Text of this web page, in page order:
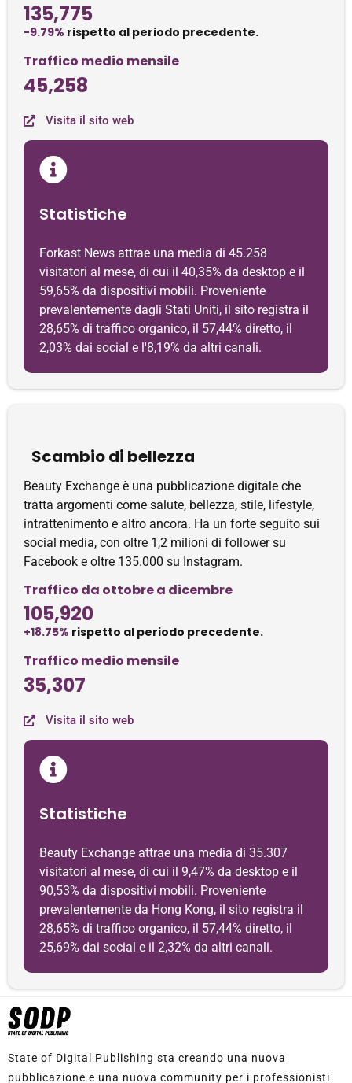
135,775
-9.79% rispetto al periodo precedente.
Traffico medio mensile
45,258
Visita il sito web
Statistiche
Forkast News attrae una media di 45.258
visitatori al mese, di cui il 40,35% da desktop e il
59,65% da dispositivi mobili. Proveniente
prevalentemente dagli Stati Uniti, il sito registra il
28,65% di traffico organico, il 57,44% diretto, il
2,03% dai social e l'8,19% da altri canali.
Scambio di bellezza
Beauty Exchange è una pubblicazione digitale che
tratta argomenti come salute, bellezza, stile, lifestyle,
intrattenimento e altro ancora. Ha un forte seguito sui
social media, con oltre 1,2 milioni di follower su
Facebook e oltre 135.000 su Instagram.
Traffico da ottobre a dicembre
105,920
+18.75% rispetto al periodo precedente.
Traffico medio mensile
35,307
Visita il sito web
Statistiche
Beauty Exchange attrae una media di 35.307
visitatori al mese, di cui il 9,47% da desktop e il
90,53% da dispositivi mobili. Proveniente
prevalentemente da Hong Kong, il sito registra il
28,65% di traffico organico, il 57,44% diretto, il
25,69% dai social e il 2,32% da altri canali.
State of Digital Publishing sta creando una nuova
pubblicazione e una nuova community per i professionisti